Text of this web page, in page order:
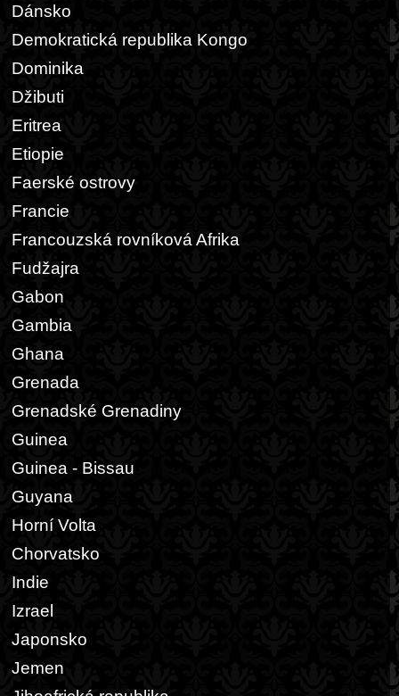
Dánsko
Demokratická republika Kongo
Dominika
Džibuti
Eritrea
Etiopie
Faerské ostrovy
Francie
Francouzská rovníková Afrika
Fudžajra
Gabon
Gambia
Ghana
Grenada
Grenadské Grenadiny
Guinea
Guinea - Bissau
Guyana
Horní Volta
Chorvatsko
Indie
Izrael
Japonsko
Jemen